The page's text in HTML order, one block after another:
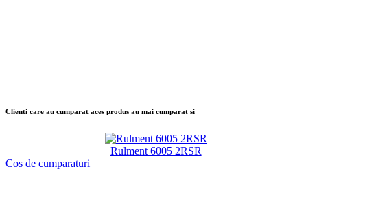
Clienti care au cumparat aces produs au mai cumparat si
Rulment 6005 2RSR
Cos de cumparaturi